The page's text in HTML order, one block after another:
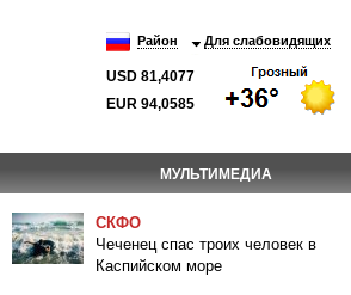
Район Для слабовидящих
USD 81,4077
EUR 94,0585
МУЛЬТИМЕДИА
СКФО
Чеченец спас троих человек в
Каспийском море